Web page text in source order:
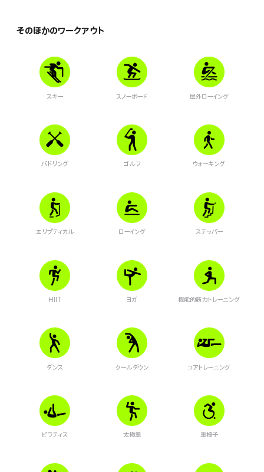
そのほかのワークアウト
スキー スノーボード 屋外ローイング
パドリング ゴルフ ウォーキング
エリプティカル ローイング ステッパー
HIIT ヨガ 機能的筋力ト レ ー ニ ン グ
ダンス クールダウン コアトレーニング
ピラティス 太極拳 車椅子